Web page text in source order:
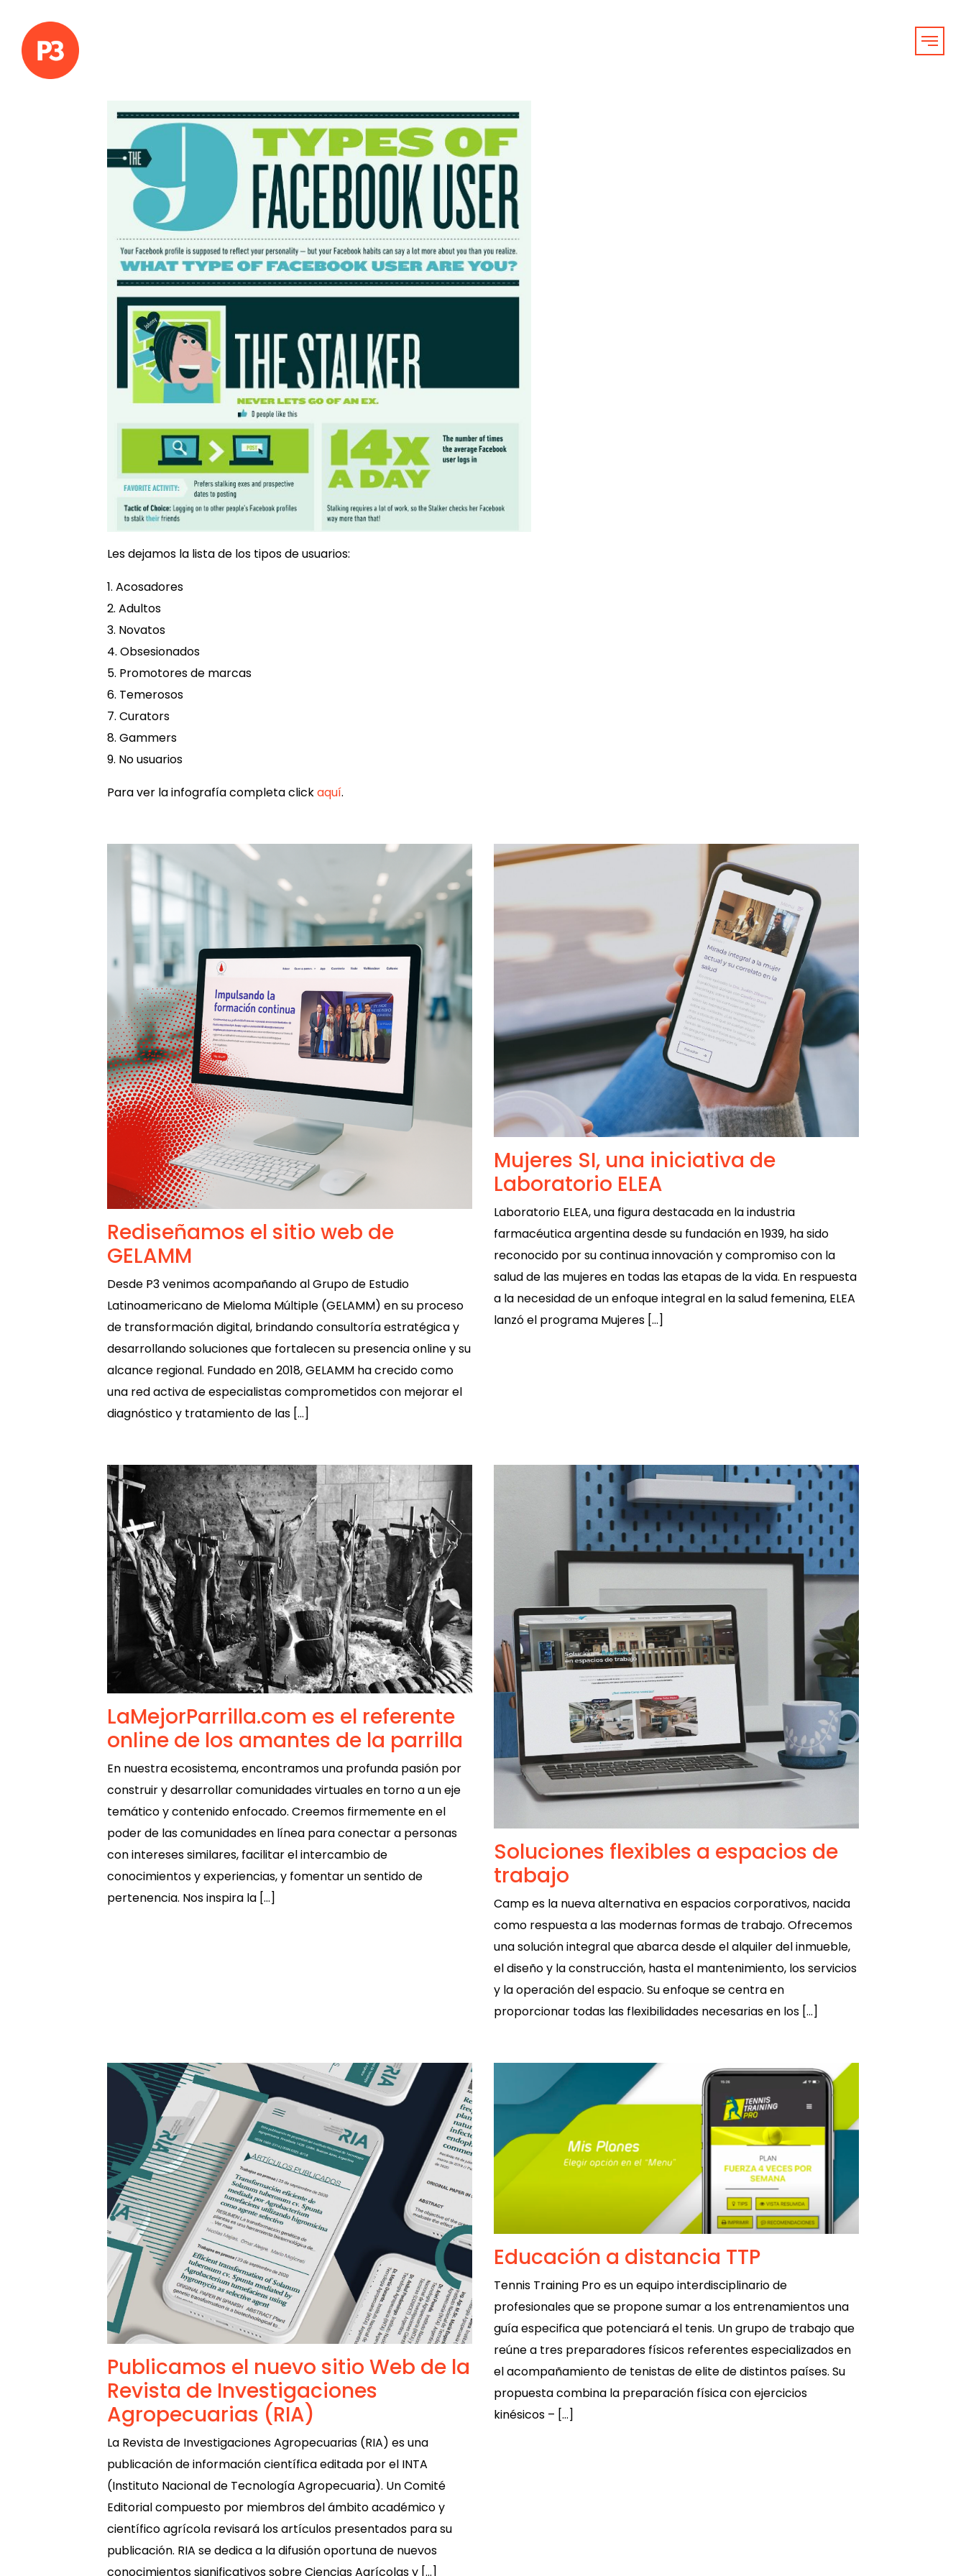
Les dejamos la lista de los tipos de usuarios:
1. Acosadores
2. Adultos
3. Novatos
4. Obsesionados
5. Promotores de marcas
6. Temerosos
7. Curators
8. Gammers
9. No usuarios
Para ver la infografía completa clickaquí.
Rediseñamos el sitio web de
GELAMM
Desde P3 venimos acompañando al Grupo de Estudio
Latinoamericano de Mieloma Múltiple (GELAMM) en su proceso
de transformación digital, brindando consultoría estratégica y
desarrollando soluciones que fortalecen su presencia online y su
alcance regional. Fundado en 2018, GELAMM ha crecido como
una red activa de especialistas comprometidos con mejorar el
diagnóstico y tratamiento de las […]
Mujeres SI, una iniciativa de
Laboratorio ELEA
Laboratorio ELEA, una figura destacada en la industria
farmacéutica argentina desde su fundación en 1939, ha sido
reconocido por su continua innovación y compromiso con la
salud de las mujeres en todas las etapas de la vida. En respuesta
a la necesidad de un enfoque integral en la salud femenina, ELEA
lanzó el programa Mujeres […]
LaMejorParrilla.com es el referente
online de los amantes de la parrilla
En nuestra ecosistema, encontramos una profunda pasión por
construir y desarrollar comunidades virtuales en torno a un eje
temático y contenido enfocado. Creemos firmemente en el
poder de las comunidades en línea para conectar a personas
con intereses similares, facilitar el intercambio de
conocimientos y experiencias, y fomentar un sentido de
pertenencia. Nos inspira la […]
Soluciones flexibles a espacios de
trabajo
Camp es la nueva alternativa en espacios corporativos, nacida
como respuesta a las modernas formas de trabajo. Ofrecemos
una solución integral que abarca desde el alquiler del inmueble,
el diseño y la construcción, hasta el mantenimiento, los servicios
y la operación del espacio. Su enfoque se centra en
proporcionar todas las flexibilidades necesarias en los […]
Publicamos el nuevo sitio Web de la
Revista de Investigaciones
Agropecuarias (RIA)
La Revista de Investigaciones Agropecuarias (RIA) es una
publicación de información científica editada por el INTA
(Instituto Nacional de Tecnología Agropecuaria). Un Comité
Editorial compuesto por miembros del ámbito académico y
científico agrícola revisará los artículos presentados para su
publicación. RIA se dedica a la difusión oportuna de nuevos
conocimientos significativos sobre Ciencias Agrícolas y […]
Educación a distancia TTP
Tennis Training Pro es un equipo interdisciplinario de
profesionales que se propone sumar a los entrenamientos una
guía especifica que potenciará el tenis. Un grupo de trabajo que
reúne a tres preparadores físicos referentes especializados en
el acompañamiento de tenistas de elite de distintos países. Su
propuesta combina la preparación física con ejercicios
kinésicos – […]